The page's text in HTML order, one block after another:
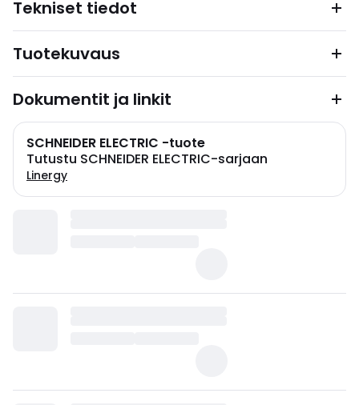
Tekniset tiedot
Tuotekuvaus
Dokumentit ja linkit
SCHNEIDER ELECTRIC -tuote
Tutustu SCHNEIDER ELECTRIC-sarjaan
Linergy